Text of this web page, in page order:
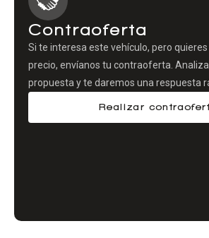
Contraoferta
Si te interesa este vehículo, pero quieres
precio, envíanos tu contraoferta.
propuesta y te daremos una respuesta
Realizar